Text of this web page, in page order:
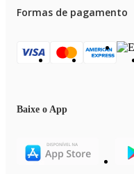
Formas de pagamento
Baixe o App